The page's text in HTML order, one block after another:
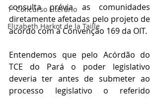
1º Concurso Literário
Elizabeth Harkot de la Taille
consulta prévia as comunidades
diretamente afetadas pelo projeto de
acordo com a Convenção 169 da OIT.
Entendemos que pelo Acórdão do
TCE do Pará o poder legislativo
deveria ter antes de submeter ao
processo legislativo o referido